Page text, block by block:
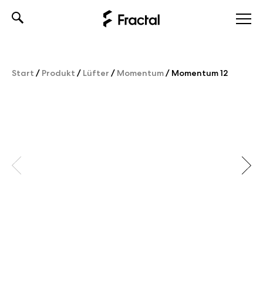
Start / Produkt / Lüfter / Momentum/ Momentum 12